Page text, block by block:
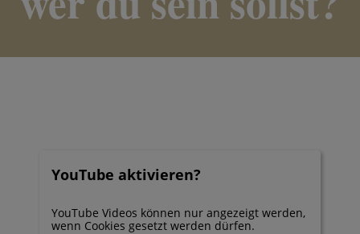
YouTube aktivieren?
YouTube Videos können nur angezeigt werden,
wenn Cookies gesetzt werden dürfen.